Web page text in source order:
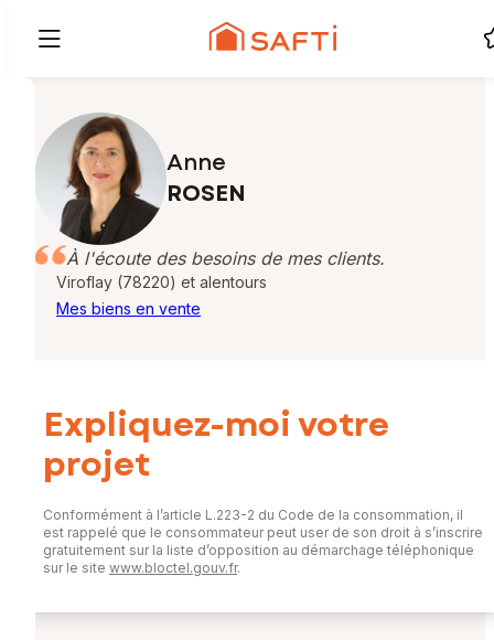
Anne
ROSEN
À l'écoute des besoins de mes clients.
Viroflay (78220) et alentours
Mes biens en vente
Expliquez-moi votre
projet
Conformément à l’article L.223-2 du Code de la consommation, il
est rappelé que le consommateur peut user de son droit à s’inscrire
gratuitement sur la liste d’opposition au démarchage téléphonique
sur le site www.bloctel.gouv.fr.